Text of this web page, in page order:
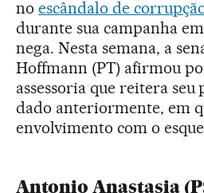
no escândalo de
durante sua campanha
nega. Nesta semana, a
Hoffmann (PT) afirmou
assessoria que reitera
dado anteriormente, em
envolvimento com o
Antonio Anastasia